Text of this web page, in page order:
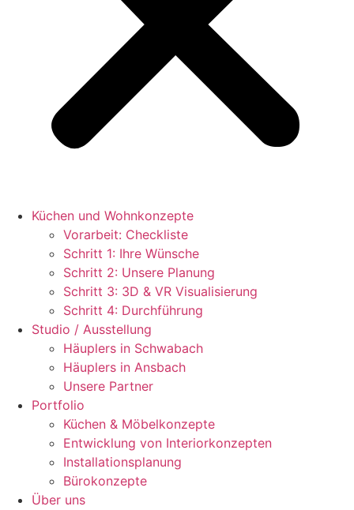
Küchen und Wohnkonzepte
Vorarbeit: Checkliste
Schritt 1: Ihre Wünsche
Schritt 2: Unsere Planung
Schritt 3: 3D & VR Visualisierung
Schritt 4: Durchführung
Studio / Ausstellung
Häuplers in Schwabach
Häuplers in Ansbach
Unsere Partner
Portfolio
Küchen & Möbelkonzepte
Entwicklung von Interiorkonzepten
Installationsplanung
Bürokonzepte
Über uns